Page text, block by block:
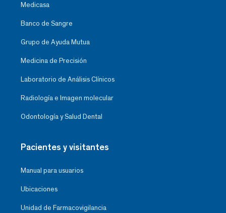
Medicasa
Banco de Sangre
Grupo de Ayuda Mutua
Medicina de Precisión
Laboratorio de Análisis Clínicos
Radiología e Imagen molecular
Odontología y Salud Dental
Pacientes y visitantes
Manual para usuarios
Ubicaciones
Unidad de Farmacovigilancia